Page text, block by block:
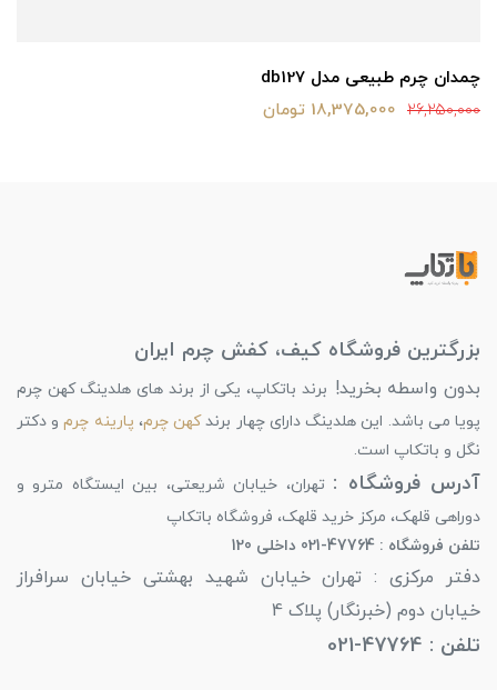
چمدان چرم طبیعی مدل db127
26,250,000 18,375,000 تومان
بزرگترین فروشگاه کیف، کفش چرم ایران
بدون واسطه بخرید! برند باتکاپ، یکی از برند های هلدینگ کهن چرم
پویا می باشد. این هلدینگ دارای چهار برندکهن چرم، پارینه چرمو دکتر
نگل و باتکاپ است.
آدرس فروشگاه : تهران، خیابان شریعتی، بین ایستگاه مترو و
دوراهی قلهک، مرکز خرید قلهک، فروشگاه باتکاپ
تلفن فروشگاه : 47764-021 داخلی 120
دفتر مرکزی : تهران خیابان شهید بهشتی خیابان سرافراز
خیابان دوم (خبرنگار) پلاک 4
تلفن : 47764-021